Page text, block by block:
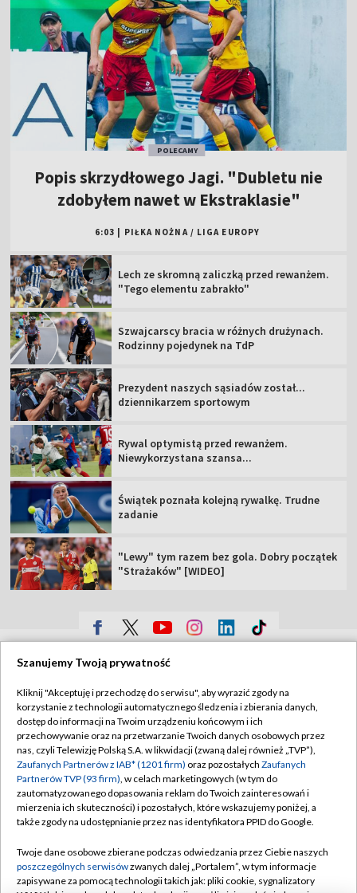
POLECAMY
Popis skrzydłowego Jagi. "Dubletu nie
zdobyłem nawet w Ekstraklasie"
6:03 PIŁKA NOŻNA / LIGA EUROPY
Lech ze skromną zaliczką przed rewanżem.
"Tego elementu zabrakło"
Szwajcarscy bracia w różnych drużynach.
Rodzinny pojedynek na TdP
Prezydent naszych sąsiadów został...
dziennikarzem sportowym
Rywal optymistą przed rewanżem.
Niewykorzystana szansa...
Świątek poznała kolejną rywalkę. Trudne
zadanie
"Lewy" tym razem bez gola. Dobry początek
"Strażaków" [WIDEO]
Sklep TVP
Biuro Reklamy
Oferta Handlowa
Telegazeta ogłoszenia
Emisja w TVP
Ogłoszenia przetargowe
Akademia Telewizyjna
Polityka prywatności
Moje zgody
Biuro reklamy
Kontakt
©2026 Telewizja Polska Spółka Akcyjna w likwidacji
Szanujemy Twoją prywatność
Kliknij "Akceptuję i przechodzę do serwisu", aby wyrazić zgody na
korzystanie z technologii automatycznego śledzenia i zbierania danych,
dostęp do informacji na Twoim urządzeniu końcowym i ich
przechowywanie oraz na przetwarzanie Twoich danych osobowych przez
nas, czyli Telewizję Polską S.A. w likwidacji (zwaną dalej również „TVP”),
Zaufanych Partnerów z IAB* (1201 firm) oraz pozostałych Zaufanych
Partnerów TVP (93 firm), w celach marketingowych (w tym do
zautomatyzowanego dopasowania reklam do Twoich zainteresowań i
mierzenia ich skuteczności) i pozostałych, które wskazujemy poniżej, a
także zgody na udostępnianie przez nas identyfikatora PPID do Google.
Twoje dane osobowe zbierane podczas odwiedzania przez Ciebie naszych
poszczególnych serwisówzwanych dalej „Portalem”, w tym informacje
zapisywane za pomocą technologii takich jak: pliki cookie, sygnalizatory